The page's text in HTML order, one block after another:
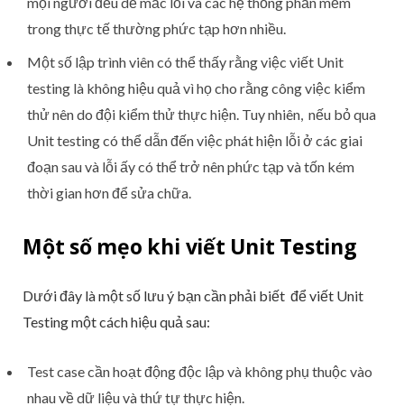
trong thực tế thường phức tạp hơn nhiều.
Một số lập trình viên có thể thấy rằng việc viết Unit
testing là không hiệu quả vì họ cho rằng công việc kiểm
thử nên do đội kiểm thử thực hiện. Tuy nhiên, nếu bỏ qua
Unit testing có thể dẫn đến việc phát hiện lỗi ở các giai
đoạn sau và lỗi ấy có thể trở nên phức tạp và tốn kém
thời gian hơn để sửa chữa.
Một số mẹo khi viết Unit Testing
Dưới đây là một số lưu ý bạn cần phải biết để viết Unit
Testing một cách hiệu quả sau:
Test case cần hoạt động độc lập và không phụ thuộc vào
nhau về dữ liệu và thứ tự thực hiện.